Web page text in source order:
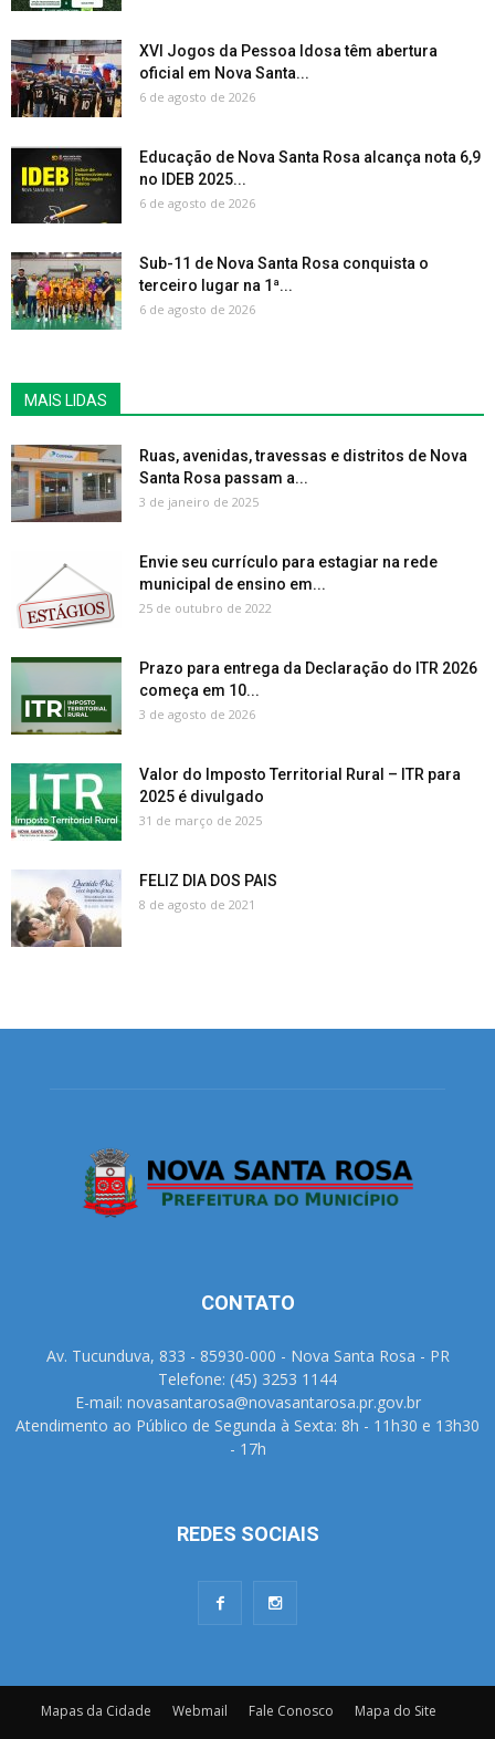
XVI Jogos da Pessoa Idosa têm abertura
oficial em Nova Santa...
6 de agosto de 2026
Educação de Nova Santa Rosa alcança nota 6,9
no IDEB 2025...
6 de agosto de 2026
Sub-11 de Nova Santa Rosa conquista o
terceiro lugar na 1ª...
6 de agosto de 2026
MAIS LIDAS
Ruas, avenidas, travessas e distritos de Nova
Santa Rosa passam a...
3 de janeiro de 2025
Envie seu currículo para estagiar na rede
municipal de ensino em...
25 de outubro de 2022
Prazo para entrega da Declaração do ITR 2026
começa em 10...
3 de agosto de 2026
Valor do Imposto Territorial Rural – ITR para
2025 é divulgado
31 de março de 2025
FELIZ DIA DOS PAIS
8 de agosto de 2021
CONTATO
Av. Tucunduva, 833 - 85930-000 - Nova Santa Rosa - PR
Telefone: (45) 3253 1144
E-mail: novasantarosa@novasantarosa.pr.gov.br
Atendimento ao Público de Segunda à Sexta: 8h - 11h30 e 13h30
- 17h
REDES SOCIAIS
Mapas da Cidade Webmail Fale Conosco
Mapa do Site